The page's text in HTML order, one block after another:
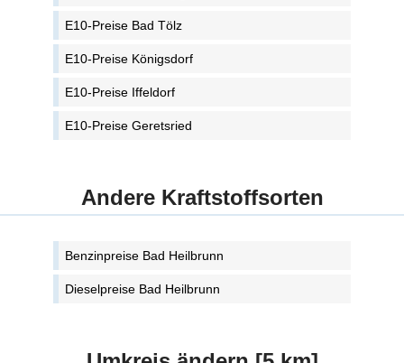
E10-Preise Bad Tölz
E10-Preise Königsdorf
E10-Preise Iffeldorf
E10-Preise Geretsried
Andere Kraftstoffsorten
Benzinpreise Bad Heilbrunn
Dieselpreise Bad Heilbrunn